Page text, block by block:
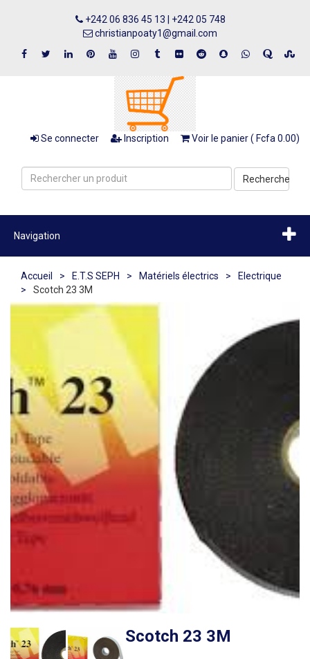
+242 06 836 45 13 | +242 05 748
christianpoaty1@gmail.com
Se connecter Inscription Voir le panier ( Fcfa 0.00)
Recherche
Navigation
Accueil > E.T.S SEPH > Matériels électrics >
Electrique
>
Scotch 23 3M
Scotch 23 3M